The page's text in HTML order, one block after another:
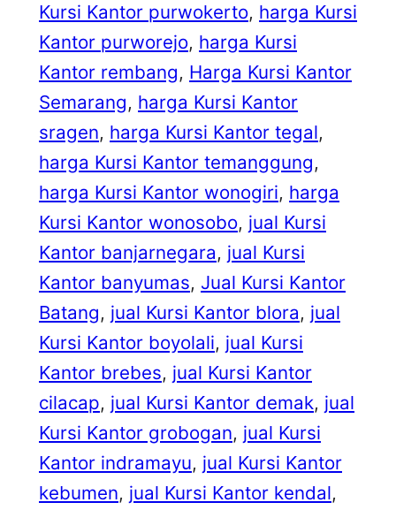
Kursi Kantor purwokerto, harga Kursi
Kantor purworejo, harga Kursi
Kantor rembang, Harga Kursi Kantor
Semarang, harga Kursi Kantor
sragen, harga Kursi Kantor tegal
harga Kursi Kantor temanggung
harga Kursi Kantor wonogiri, harga
Kursi Kantor wonosobo, jual Kursi
Kantor banjarnegara, jual Kursi
Kantor banyumas, Jual Kursi Kantor
Batang, jual Kursi Kantor blora, jual
Kursi Kantor boyolali, jual Kursi
Kantor brebes, jual Kursi Kantor
cilacap, jual Kursi Kantor demak, jual
Kursi Kantor grobogan, jual Kursi
Kantor indramayu, jual Kursi Kantor
kebumen, jual Kursi Kantor kendal